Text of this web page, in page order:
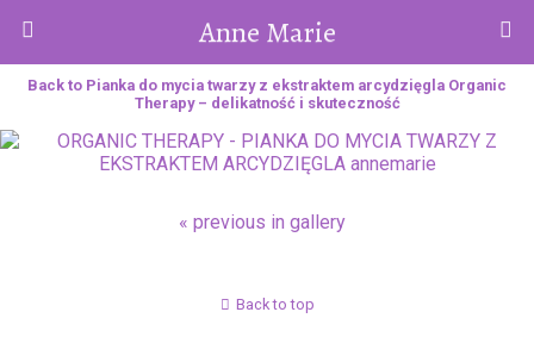
Anne Marie
Back to Pianka do mycia twarzy z ekstraktem arcydzięgla Organic
Therapy – delikatność i skuteczność
« previous in gallery
Back to top